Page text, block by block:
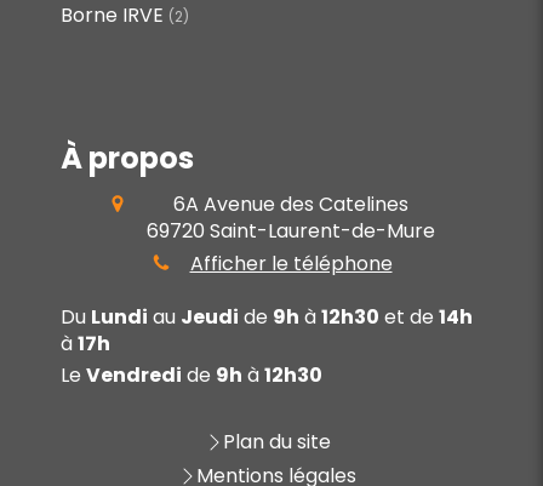
Borne IRVE (2)
À propos
6A Avenue des Catelines
69720 Saint-Laurent-de-Mure
Afficher le téléphone
Du Lundi au Jeudi de 9h à12h30 et de 14h
à17h
Le Vendredi de 9h à12h30
Plan du site
Mentions légales